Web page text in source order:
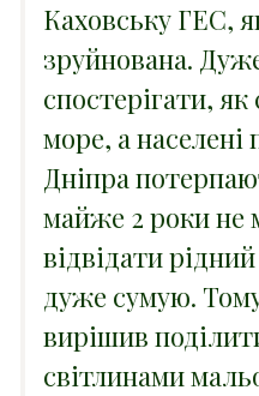
Каховську ГЕС,
зруйнована.
спостерігати, як
море, а населені
Дніпра
майже 2 роки не
відвідати
дуже сумую.
вирішив
світлинами